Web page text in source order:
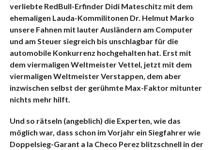
verliebte RedBull-Erfinder Didi Mateschitz mit dem
ehemaligen Lauda-Kommilitonen Dr. Helmut Marko
unsere Fahnen mit lauter Ausländern am Computer
und am Steuer siegreich bis unschlagbar für die
automobile Konkurrenz hochgehalten hat. Erst mit
dem viermaligen Weltmeister Vettel, jetzt mit dem
viermaligen Weltmeister Verstappen, dem aber
inzwischen selbst der gerühmte Max-Faktor mitunter
nichts mehr hilft.
Und so rätseln (angeblich) die Experten, wie das
möglich war, dass schon im Vorjahr ein Siegfahrer wie
Doppelsieg-Garant a la Checo Perez blitzschnell in der